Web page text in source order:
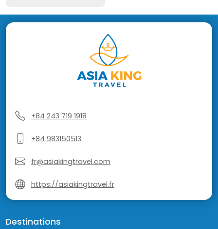
+84 243 719 1918
+84 983150513
fr@asiakingtravel.com
https://asiakingtravel.fr
Destinations